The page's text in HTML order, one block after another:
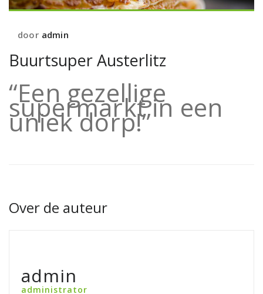
door admin
Buurtsuper Austerlitz
“Een gezellige
supermarkt in een
uniek dorp!”
Over de auteur
admin
administrator